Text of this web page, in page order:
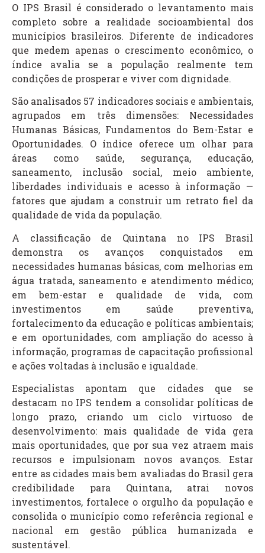
O IPS Brasil é considerado o levantamento mais
completo sobre a realidade socioambiental dos
municípios brasileiros. Diferente de indicadores
que medem apenas o crescimento econômico, o
índice avalia se a população realmente tem
condições de prosperar e viver com dignidade.
São analisados 57 indicadores sociais e ambientais,
agrupados em três dimensões: Necessidades
Humanas Básicas, Fundamentos do Bem-Estar e
Oportunidades. O índice oferece um olhar para
áreas como saúde, segurança, educação,
saneamento, inclusão social, meio ambiente,
liberdades individuais e acesso à informação —
fatores que ajudam a construir um retrato fiel da
qualidade de vida da população.
A classificação de Quintana no IPS Brasil
demonstra os avanços conquistados em
necessidades humanas básicas, com melhorias em
água tratada, saneamento e atendimento médico;
em bem-estar e qualidade de vida, com
investimentos em saúde preventiva,
fortalecimento da educação e políticas ambientais;
e em oportunidades, com ampliação do acesso à
informação, programas de capacitação profissional
e ações voltadas à inclusão e igualdade.
Especialistas apontam que cidades que se
destacam no IPS tendem a consolidar políticas de
longo prazo, criando um ciclo virtuoso de
desenvolvimento: mais qualidade de vida gera
mais oportunidades, que por sua vez atraem mais
recursos e impulsionam novos avanços. Estar
entre as cidades mais bem avaliadas do Brasil gera
credibilidade para Quintana, atrai novos
investimentos, fortalece o orgulho da população e
consolida o município como referência regional e
nacional em gestão pública humanizada e
sustentável.